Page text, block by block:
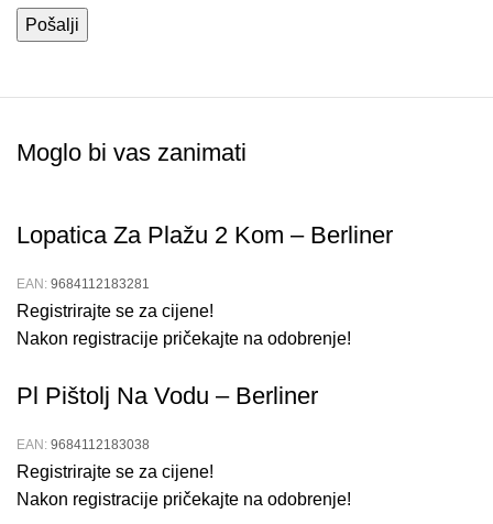
Moglo bi vas zanimati
Lopatica Za Plažu 2 Kom – Berliner
EAN: 9684112183281
Registrirajte se za cijene!
Nakon registracije pričekajte na odobrenje!
Pl Pištolj Na Vodu – Berliner
EAN: 9684112183038
Registrirajte se za cijene!
Nakon registracije pričekajte na odobrenje!